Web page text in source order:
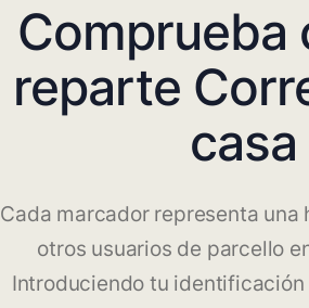
Comprueba
reparte
casa
Cada marcador representa una
otros usuarios de parcello
Introduciendo tu